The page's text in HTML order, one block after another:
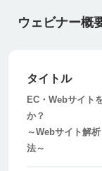
ウェビナー概
タイトル
EC・Webサイト
か？
～Webサイト解
法～